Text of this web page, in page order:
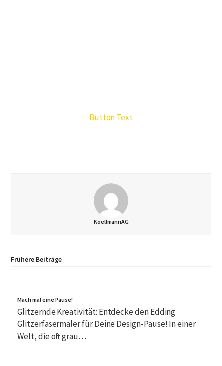
Button Text
KoellmannAG
Frühere Beiträge
Mach mal eine Pause!
Glitzernde Kreativität: Entdecke den Edding
Glitzerfasermaler für Deine Design-Pause! In einer
Welt, die oft grau…